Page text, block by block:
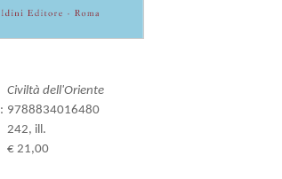
Civiltà dell'Oriente
9788834016480
242, ill.
€ 21,00